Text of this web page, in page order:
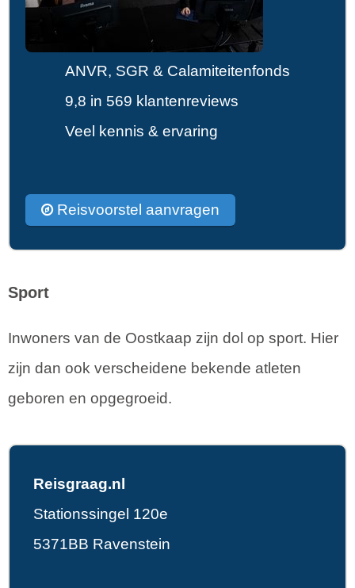
ANVR, SGR & Calamiteitenfonds
9,8 in 569 klantenreviews
Veel kennis & ervaring
Reisvoorstel aanvragen
Sport
Inwoners van de Oostkaap zijn dol op sport. Hier
zijn dan ook verscheidene bekende atleten
geboren en opgegroeid.
Reisgraag.nl
Stationssingel 120e
5371BB Ravenstein